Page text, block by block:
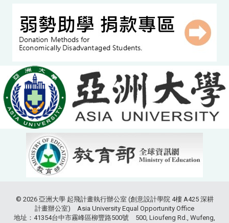
© 2026 亞洲大學 起飛計畫執行辦公室 (創意設計學院 4樓 A425 深耕
計畫辦公室) Asia University Equal Opportunity Office
地址：41354台中市霧峰區柳豐路500號 500, Lioufeng Rd., Wufeng,